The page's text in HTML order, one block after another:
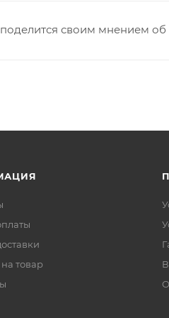
своим мнением об
товар